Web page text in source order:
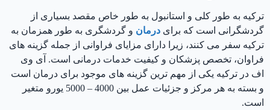
ترکیه به طور کلی و استانبول به طور خاص مقصد بسیاری از
گردشگرانی است که برای درمان و گردشگری به طور همزمان به
ترکیه سفر می کنند، زیرا دارای مزایای فراوانی از جمله گزینه های
فراوان، تخصص پزشکان و کیفیت خدمات درمانی است. آی وی
اف در ترکیه یکی از مهم ترین گزینه های موجود برای درمان است
و بسته به هر مرکز و جزئیات عمل بین 4000 – 5000 یورو متغیر
است.